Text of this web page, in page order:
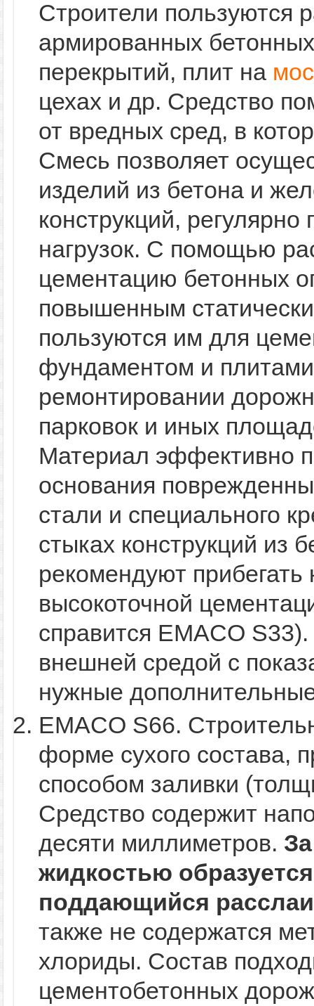
Строители пользуются
армированных
перекрытий, плит на
цехах и др. Средство
от вредных сред, в
Смесь позволяет
изделий из бетона и
конструкций,
нагрузок. С помощью
цементацию бетонных
повышенным
пользуются им для
фундаментом и
ремонтировании
парковок и иных
Материал эффективно
основания
стали и специального
стыках конструкций из
рекомендуют
высокоточной
справится EMACO
внешней средой с
нужные
EMACO S66.
форме сухого состава,
способом заливки
Средство содержит
десяти миллиметров.
жидкостью
поддающийся
также не содержатся
хлориды. Состав
цементобетонных